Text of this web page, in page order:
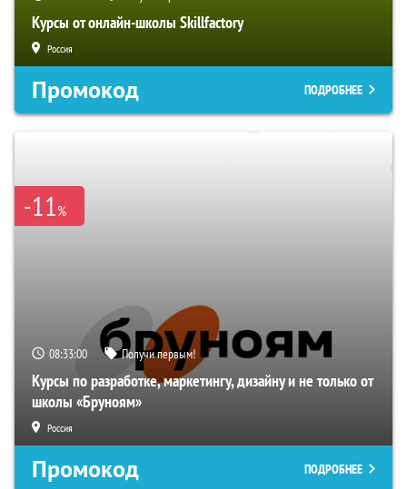
Курсы от онлайн-школы Skillfactory
Россия
Промокод ПОДРОБНЕЕ
-11%
08:32:59 Получи первым!
Курсы по разработке, маркетингу, дизайну и не только от
школы «Бруноям»
Россия
Промокод ПОДРОБНЕЕ